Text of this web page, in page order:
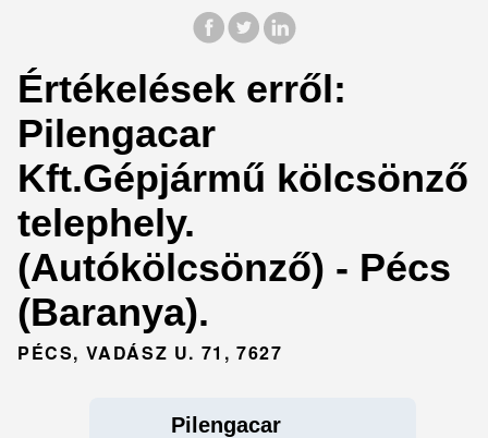
Értékelések erről:
Pilengacar
Kft.Gépjármű kölcsönző
telephely.
(Autókölcsönző) - Pécs
(Baranya).
PÉCS, VADÁSZ U. 71, 7627
Pilengacar